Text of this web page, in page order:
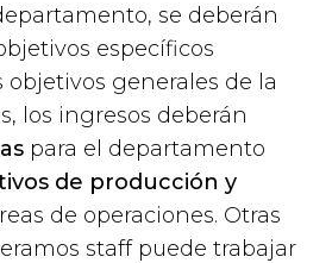
se deberán
específicos
objetivos generales de la
los ingresos deberán
para el departamento
de producción y
de operaciones. Otras
staff puede trabajar